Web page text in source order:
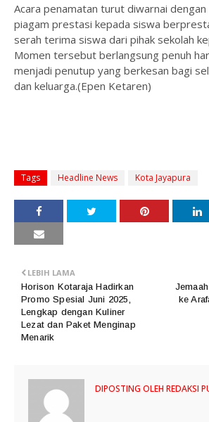
Acara penamatan turut diwarnai
piagam prestasi kepada siswa
serah terima siswa dari pihak sekolah
Momen tersebut berlangsung penuh
menjadi penutup yang berkesan bagi
dan keluarga.(Epen Ketaren)
Tags Headline News Kota Jayapura
ke
LEBIH LAMA
Horison Kotaraja Hadirkan
Promo Spesial Juni 2025,
Lengkap dengan Kuliner
Lezat dan Paket Menginap
Menarik
DIPOSTING OLEH REDAKSI